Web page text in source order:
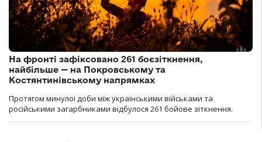
На фронті зафіксовано 261 боєзіткнення,
найбільше — на Покровському та
Костянтинівському напрямках
Протягом минулої доби між українськими військами та
російськими загарбниками відбулося 261 бойове зіткнення.